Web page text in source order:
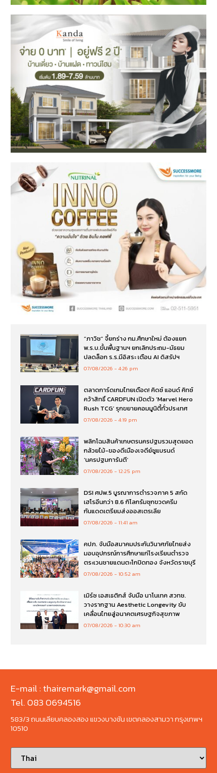
“ภาวิช” จี้ยกร่าง กม.ศึกษาใหม่ ต้องแยก
พ.ร.บ.ขั้นพื้นฐานฯ ยกเลิกประถม-มัธยม
ปลดล็อก ร.ร.มีอิสระ เตือน AI ดิสรัปฯ
07/08/2026 4:26 pm
ตลาดการ์ดเกมไทยเดือด! คิดซ์ แอนด์ คิทซ์
คว้าสิทธิ์ CARDFUN เปิดตัว ‘Marvel Hero
Rush TCG’ รุกขยายคอมมูนิตี้ทั่วประเทศ
07/08/2026 4:19 pm
พลิกโฉมสินค้าเกษตรนครปฐมรวมสุดยอด
กล้วยไม้-ของดีเมืองเจดีย์ชูแบรนด์
‘นครปฐมการันตี’
07/08/2026 12:25 pm
DSI ศปพ.5 บูรณาการตำรวจภาค 5 สกัด
เฮโรอีนกว่า 8.6 กิโลกรัมซุกขวดครีม
กันแดดเตรียมส่งออสเตรเลีย
07/08/2026 11:41 am
คปภ. จับมือสมาคมประกันวินาศภัยไทยส่ง
มอบอุปกรณ์การศึกษาแก่โรงเรียนตำรวจ
ตระเวนชายแดนตะโกปิดทอง จังหวัดราชบุรี
07/08/2026 10:52 am
เมิร์ซ เอสเธติกส์ จับมือ นาโนเทค สวทช.
วางรากฐาน Aesthetic Longevity ขับ
เคลื่อนไทยสู่อนาคตเศรษฐกิจสุขภาพ
07/08/2026 10:30 am
E-mail : thairemark@gmail.com
Tel. 083 0694516
583/3 ถนนเลียบคลองสอง แขวงบางชัน เขตคลองสามวา กรุงเทพฯ
10510